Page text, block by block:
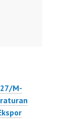
M-